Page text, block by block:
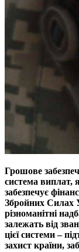
Грошове
система виплат,
забезпечує
Збройних Силах
різноманітні
залежать від
цієї системи –
захист країни,